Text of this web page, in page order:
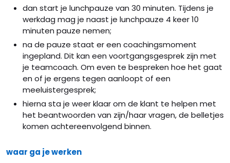
dan start je lunchpauze van 30 minuten. Tijdens je
werkdag mag je naast je lunchpauze 4 keer 10
minuten pauze nemen;
na de pauze staat er een coachingsmoment
ingepland. Dit kan een voortgangsgesprek zijn met
je teamcoach. Om even te bespreken hoe het gaat
en of je ergens tegen aanloopt of een
meeluistergesprek;
hierna sta je weer klaar om de klant te helpen met
het beantwoorden van zijn/haar vragen, de belletjes
komen achtereenvolgend binnen.
waar ga je werken